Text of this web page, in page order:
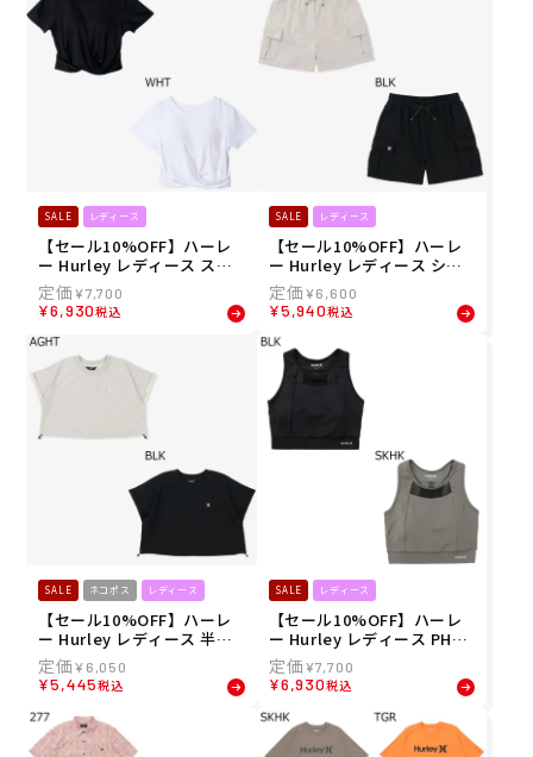
SALE レディース
【セール10%OFF】ハーレ
ー Hurley レディース スポ
ーツブラ PHANTOM ショー
トスリーブ ブラトップ WSB
2421007 26SU
¥7,700
¥6,930税込
SALE レディース
【セール10%OFF】ハーレ
ー Hurley レディース ショ
ートパンツ ハーフパンツ テ
リー カーゴ ウォークショー
ツ WCWS261022 26SU
¥6,600
¥5,940税込
SALE ネコポス レディース
【セール10%OFF】ハーレ
ー Hurley レディース 半袖
Tシャツ テリー アイコン ド
ローコード トップス WCSS
261031 26SU
¥ 6,050
¥5,445税込
SALE レディース
【セール10%OFF】ハーレ
ー Hurley レディース PHAN
TOM メッシュ スイッチン
グ スポーツブラ WASB2610
02 26SU
¥7,700
¥6,930税込